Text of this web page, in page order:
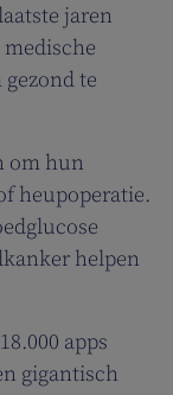
jaren
te
om hun
heupoperatie.
helpen
apps
gigantisch